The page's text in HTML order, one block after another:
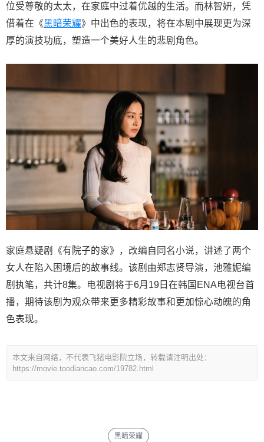
位受尊敬的太太，在家庭中过着优越的生活。而林智妍，凭
借着在《黑暗荣耀》中出色的表现，将在本剧中展现更为深
厚的演技功底，塑造一个美好人生的悲剧角色。
家庭悬疑剧《有院子的家》，改编自同名小说，讲述了两个
女人在陷入困境后的故事线。该剧由郑志贤导演，池雅妮编
剧执笔，共计8集。电视剧将于6月19日在韩国ENA电视台首
播，期待该剧为观众带来更多精彩故事和更加惊心动魄的角
色表现。
本文来自网络，不代表飞猪电影院立场，转载请注明出处：
https://movie.toodiancao.com/19782.html
黑暗荣耀